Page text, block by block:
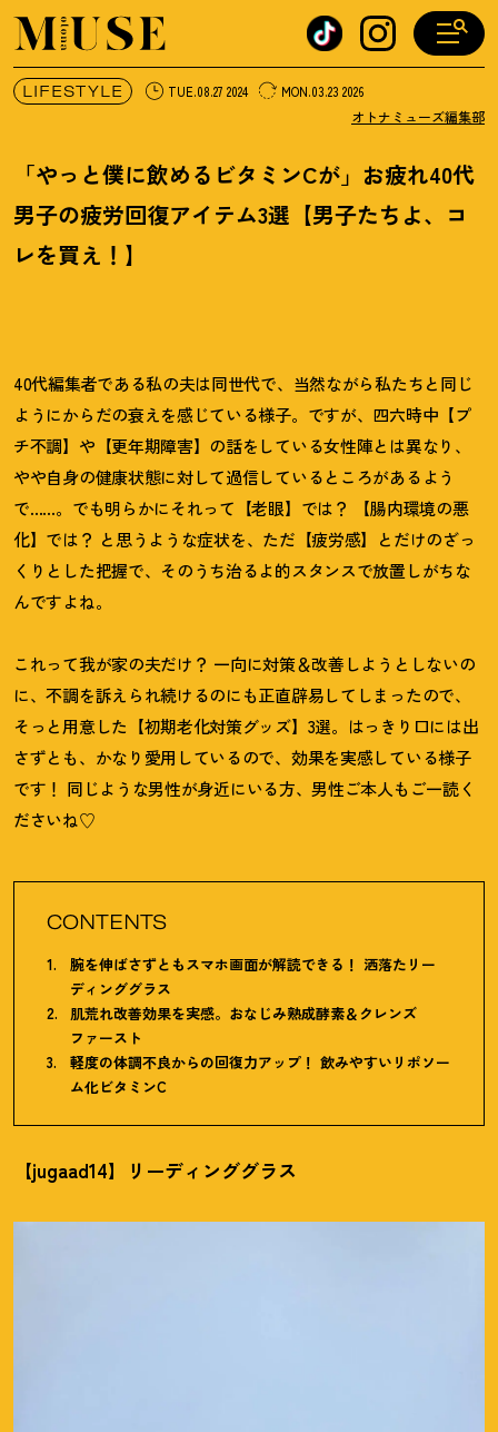
オトナミューズ ウェブ
LIFESTYLE TUE.08.27 2024 MON.03.23 2026
オトナミューズ編集部
「やっと僕に飲めるビタミンCが」お疲れ40代
男子の疲労回復アイテム3選【男子たちよ、コ
レを買え ！ 】
40代編集者である私の夫は同世代で、当然ながら私たちと同じ
ようにからだの衰えを感じている様子。ですが、四六時中【プ
チ不調】や【更年期障害】の話をしている女性陣とは異なり、
やや自身の健康状態に対して過信しているところがあるよう
で……。でも明らかにそれって【老眼】では？
【腸内環境の悪
化】では？ と思うような症状を、ただ【疲労感】とだけのざっ
くりとした把握で、そのうち治るよ的スタンスで放置しがちな
んですよね。
これって我が家の夫だけ ？ 一向に対策＆改善しようとしないの
に、不調を訴えられ続けるのにも正直辟易してしまったので、
そっと用意した【初期老化対策グッズ】3選。はっきり口には出
さずとも、かなり愛用しているので、効果を実感している様子
です ！ 同じような男性が身近にいる方、男性ご本人もご一読く
ださいね♡
CONTENTS
腕を伸ばさずともスマホ画面が解読できる ！ 洒落たリー
ディンググラス
肌荒れ改善効果を実感。おなじみ熟成酵素＆クレンズ
ファースト
軽度の体調不良からの回復力アップ！ 飲みやすいリポソー
ム化ビタミンC
【jugaad14】リーディンググラス